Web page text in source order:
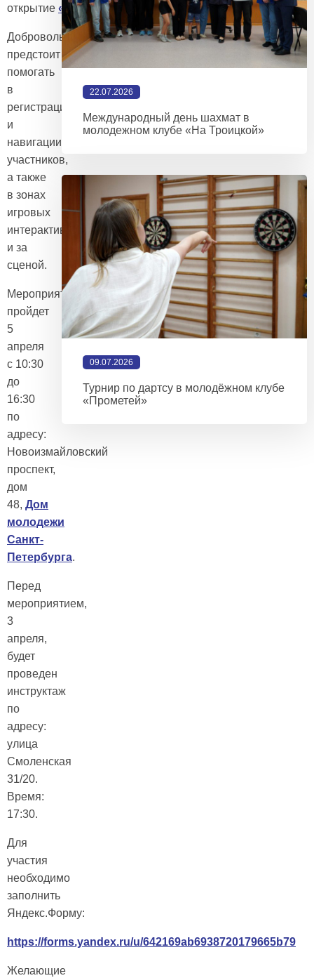
открытие «КОНТАКТ.Футбола»
Добровольцам
предстоит
помогать
в
регистрации
и
навигации
участников,
а также
в зонах
игровых
интерактивов
и за
сценой.
Мероприятие
пройдет
5
апреля
с 10:30
до
16:30
по
адресу:
Новоизмайловский
проспект,
дом
48, Дом
молодежи
Санкт-
Петербурга.
Перед
мероприятием,
3
апреля,
будет
проведен
инструктаж
по
адресу:
улица
Смоленская
31/20.
Время:
17:30.
Для
участия
необходимо
заполнить
Яндекс.Форму:
https://forms.yandex.ru/u/642169ab6938720179665b79
Желающие
22.07.2026
Международный день шахмат в
молодежном клубе «На Троицкой»
09.07.2026
Турнир по дартсу в молодёжном клубе
«Прометей»